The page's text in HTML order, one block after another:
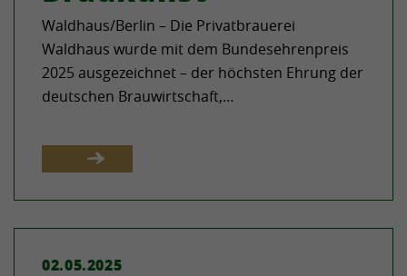
Waldhaus/Berlin – Die Privatbrauerei
Waldhaus wurde mit dem Bundesehrenpreis
2025 ausgezeichnet – der höchsten Ehrung der
deutschen Brauwirtschaft,…
02.05.2025